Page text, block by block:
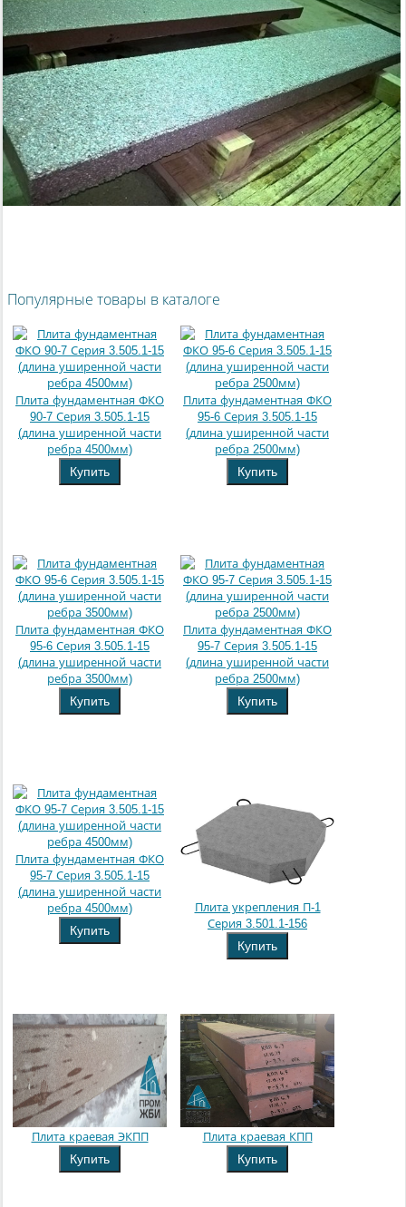
Популярные товары в каталоге
Плита фундаментная ФКО
90-7 Серия 3.505.1-15
(длина уширенной части
ребра 4500мм)
Купить
Плита фундаментная ФКО
95-6 Серия 3.505.1-15
(длина уширенной части
ребра 2500мм)
Купить
Плита фундаментная ФКО
95-6 Серия 3.505.1-15
(длина уширенной части
ребра 3500мм)
Купить
Плита фундаментная ФКО
95-7 Серия 3.505.1-15
(длина уширенной части
ребра 2500мм)
Купить
Плита фундаментная ФКО
95-7 Серия 3.505.1-15
(длина уширенной части
ребра 4500мм)
Купить
Плита укрепления П-1
Серия 3.501.1-156
Купить
Плита краевая ЭКПП
Купить
Плита краевая КПП
Купить